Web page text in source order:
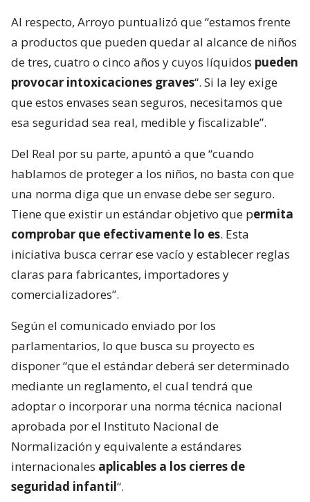
Al respecto, Arroyo puntualizó que “estamos frente
a productos que pueden quedar al alcance de niños
de tres, cuatro o cinco años y cuyos líquidos pueden
provocar intoxicaciones graves“. Si la ley exige
que estos envases sean seguros, necesitamos que
esa seguridad sea real, medible y fiscalizable”.
Del Real por su parte, apuntó a que “cuando
hablamos de proteger a los niños, no basta con que
una norma diga que un envase debe ser seguro.
Tiene que existir un estándar objetivo que permita
comprobar que efectivamente lo es. Esta
iniciativa busca cerrar ese vacío y establecer reglas
claras para fabricantes, importadores y
comercializadores”.
Según el comunicado enviado por los
parlamentarios, lo que busca su proyecto es
disponer “que el estándar deberá ser determinado
mediante un reglamento, el cual tendrá que
adoptar o incorporar una norma técnica nacional
aprobada por el Instituto Nacional de
Normalización y equivalente a estándares
internacionales aplicables a los cierres de
seguridad infantil“.